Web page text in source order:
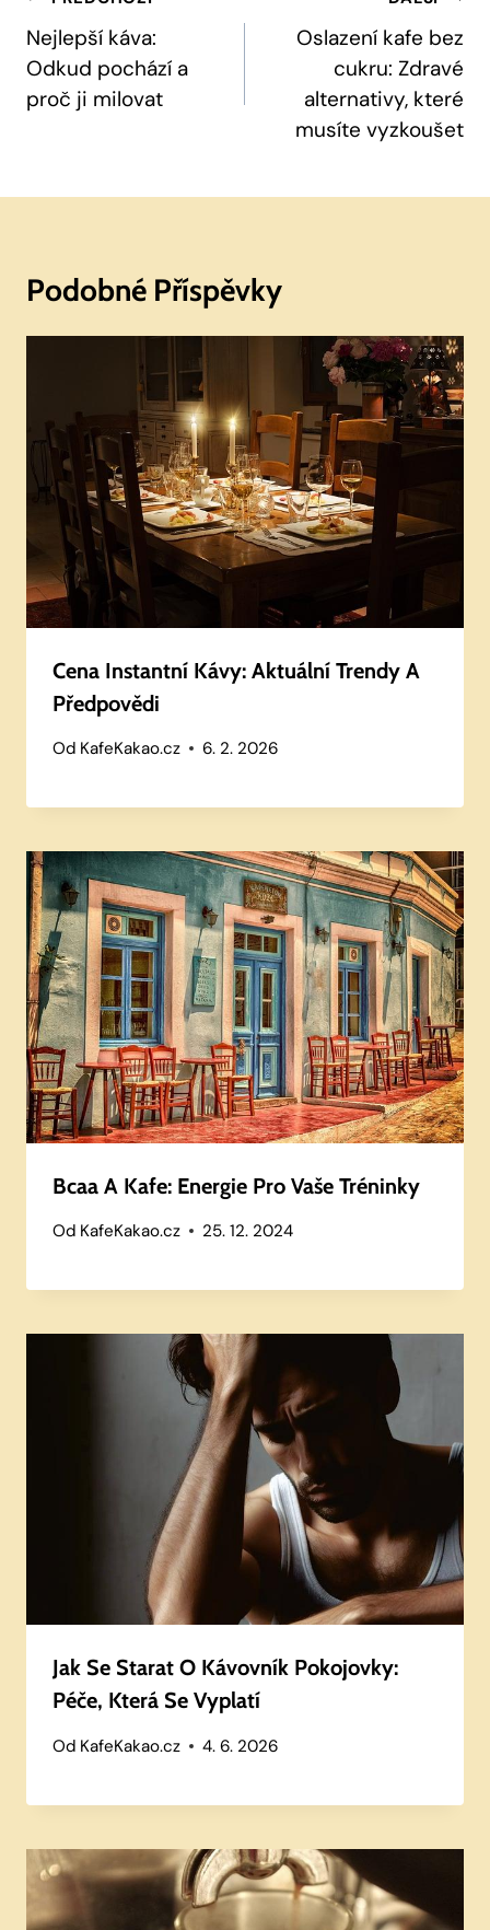
Pro
Příspěvek
Nejlepší káva:
Odkud pochází a
proč ji milovat
Oslazení kafe bez
cukru: Zdravé
alternativy, které
musíte vyzkoušet
Podobné Příspěvky
Cena Instantní Kávy: Aktuální Trendy A
Předpovědi
Od KafeKakao.cz 6. 2. 2026
Bcaa A Kafe: Energie Pro Vaše Tréninky
Od KafeKakao.cz 25. 12. 2024
Jak Se Starat O Kávovník Pokojovky:
Péče, Která Se Vyplatí
Od KafeKakao.cz 4. 6. 2026